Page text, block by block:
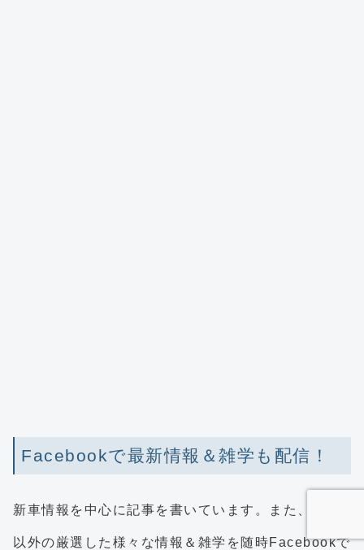
Facebookで最新情報＆雑学も配信！
新車情報を中心に記事を書いています。また、それ
以外の厳選した様々な情報＆雑学を随時Facebookで